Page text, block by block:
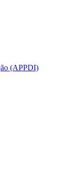
(APPDI)